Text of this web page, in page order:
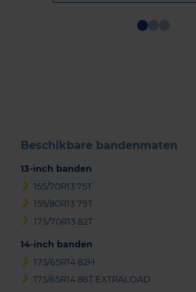
Beschikbare bandenmaten
13-inch banden
155/70R13 75T
155/80R13 79T
175/70R13 82T
14-inch banden
175/65R14 82H
175/65R14 86T EXTRALOAD